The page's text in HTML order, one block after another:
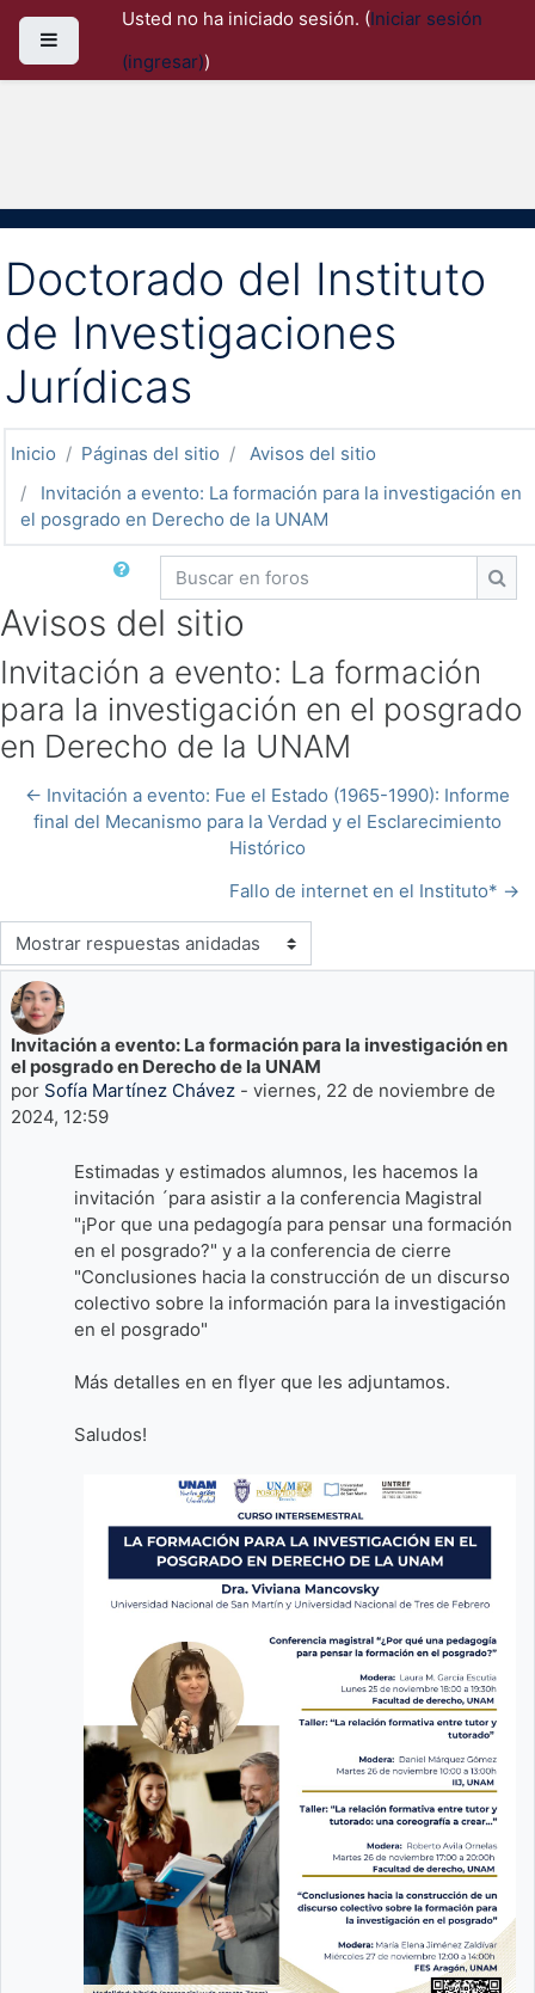
Saltar al contenido principalUsted no ha iniciado sesión. (Iniciar sesión
(ingresar))
Doctorado del Instituto
de Investigaciones
Jurídicas
Inicio Páginas del sitio
Avisos del sitio
Invitación a evento: La formación para la investigación en
el posgrado en Derecho de la UNAM
Buscar en foros
Avisos del sitio
Invitación a evento: La formación
para la investigación en el posgrado
en Derecho de la UNAM
← Invitación a evento: Fue el Estado (1965-1990): Informe
final del Mecanismo para la Verdad y el Esclarecimiento
Histórico
Fallo de internet en el Instituto* →
Modo de visualización
Invitación a evento: La formación para la investigación en
el posgrado en Derecho de la UNAM
por Sofía Martínez Chávez - viernes, 22 de noviembre de
2024, 12:59
Número de respuestas: 0
Estimadas y estimados alumnos, les hacemos la
invitación ´para asistir a la conferencia Magistral
"¡Por que una pedagogía para pensar una formación
en el posgrado?" y a la conferencia de cierre
"Conclusiones hacia la construcción de un discurso
colectivo sobre la información para la investigación
en el posgrado"
Más detalles en en flyer que les adjuntamos.
Saludos!